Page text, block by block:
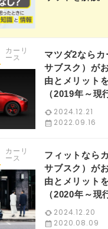
カーリ
ース
マツダ2なら
サブスク）が
由とメリット
（2019年～現
2024.12.21
2022.09.16
カーリ
ース
フィットなら
サブスク）が
由とメリット
（2020年～現
2024.12.20
2020.08.09